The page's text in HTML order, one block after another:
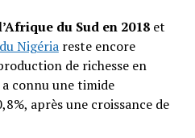
du Sud en 2018et
Nigériareste encore
de richesse en
connu une timide
après une croissance de